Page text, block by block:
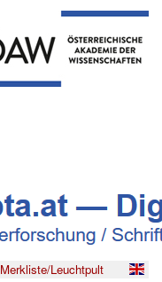
Merkliste/Leuchtpult